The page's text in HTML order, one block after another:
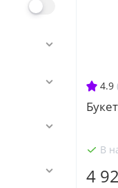
4.9
В
4